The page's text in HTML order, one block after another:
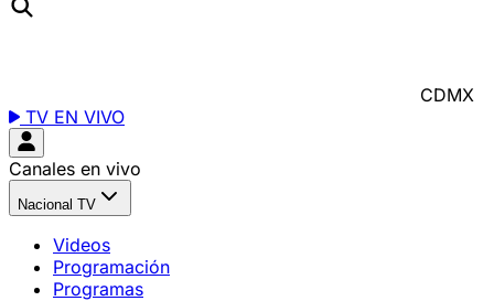
CDMX
TV EN VIVO
Canales en vivo
Nacional TV
Videos
Programación
Programas